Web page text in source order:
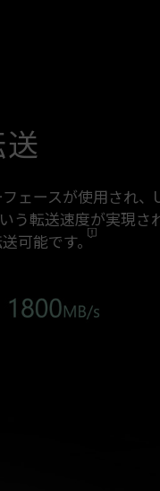
送
ェースが使用され、
う転送速度が実現さ
可能です。